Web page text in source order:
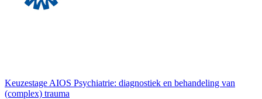
Keuzestage AIOS Psychiatrie: diagnostiek en behandeling van
(complex) trauma